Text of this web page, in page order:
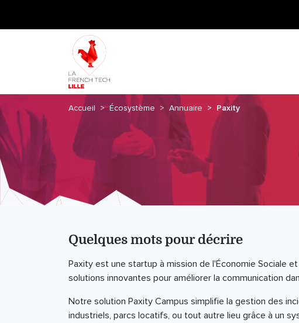
Accueil Écosystème Annuaire Paxity
Quelques mots pour décrire
Paxity est une startup à mission de l'Économie Sociale
solutions innovantes pour améliorer la communication
Notre solution Paxity Campus simplifie la gestion des
industriels, parcs locatifs, ou tout autre lieu grâce à un